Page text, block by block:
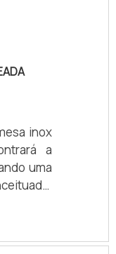
inox
a
uma
da